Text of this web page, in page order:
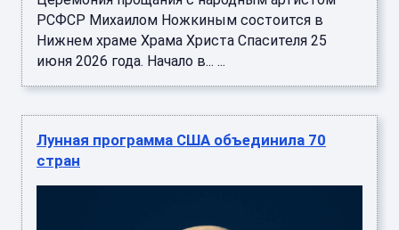
РСФСР Михаилом Ножкиным состоится в
Нижнем храме Храма Христа Спасителя 25
июня 2026 года. Начало в... ...
Лунная программа США объединила 70
стран